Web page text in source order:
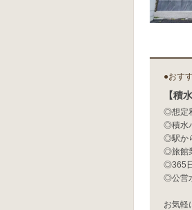
●おす
【積
◎想定
◎積水
◎駅か
◎旅館
◎365
◎公営
お気軽